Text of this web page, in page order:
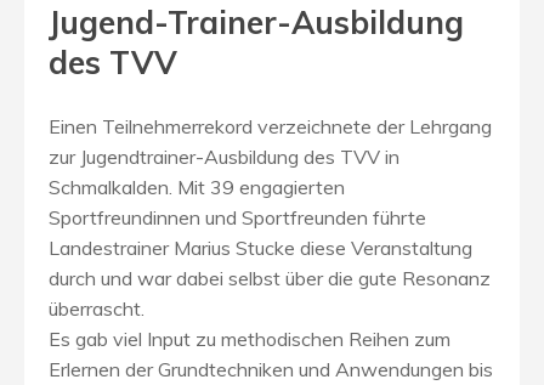
Jugend-Trainer-Ausbildung
des TVV
Einen Teilnehmerrekord verzeichnete der Lehrgang
zur Jugendtrainer-Ausbildung des TVV in
Schmalkalden. Mit 39 engagierten
Sportfreundinnen und Sportfreunden führte
Landestrainer Marius Stucke diese Veranstaltung
durch und war dabei selbst über die gute Resonanz
überrascht.
Es gab viel Input zu methodischen Reihen zum
Erlernen der Grundtechniken und Anwendungen bis